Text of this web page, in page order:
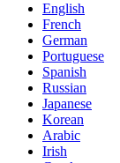
English
French
German
Portuguese
Spanish
Russian
Japanese
Korean
Arabic
Irish